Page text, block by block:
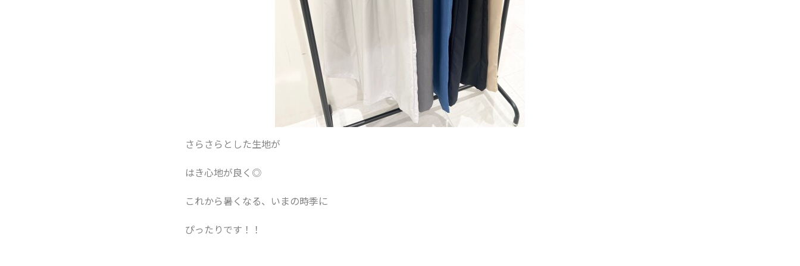
さらさらとした生地が
はき心地が良く◎
これから暑くなる、いまの時季に
ぴったりです！！